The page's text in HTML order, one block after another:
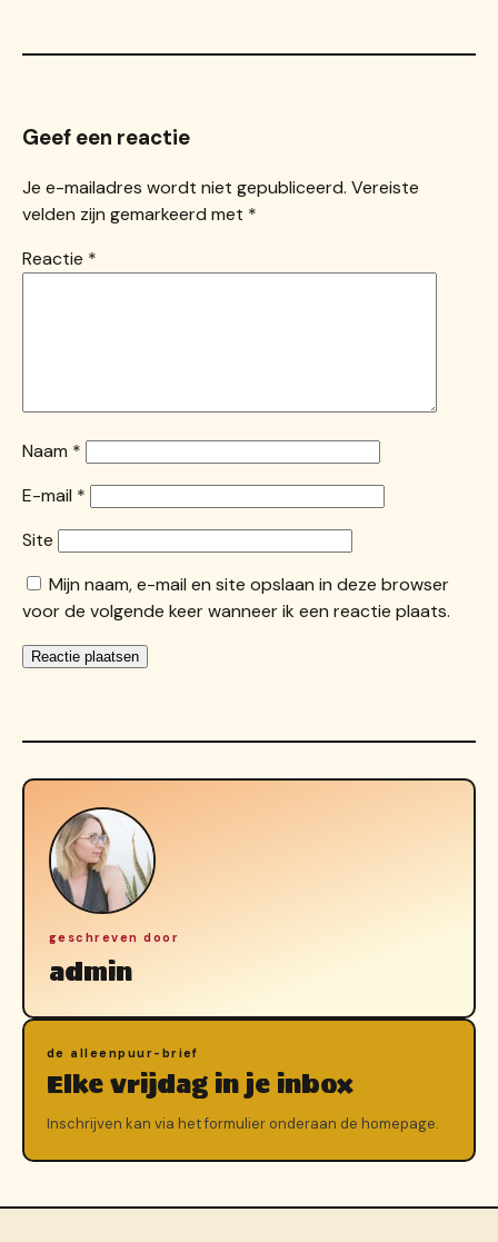
Geef een reactie
Je e-mailadres wordt niet gepubliceerd. Vereiste
velden zijn gemarkeerd met *
Reactie *
Naam *
E-mail *
Site
Mijn naam, e-mail en site opslaan in deze browser
voor de volgende keer wanneer ik een reactie plaats.
geschreven door
admin
de alleenpuur-brief
Elke vrijdag in je inbox
Inschrijven kan via het formulier onderaan de homepage.